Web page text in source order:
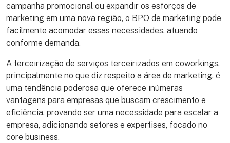
campanha promocional ou expandir os esforços de
marketing em uma nova região, o BPO de marketing pode
facilmente acomodar essas necessidades, atuando
conforme demanda.
A terceirização de serviços terceirizados em coworkings,
principalmente no que diz respeito a área de marketing, é
uma tendência poderosa que oferece inúmeras
vantagens para empresas que buscam crescimento e
eficiência, provando ser uma necessidade para escalar a
empresa, adicionando setores e expertises, focado no
core business.